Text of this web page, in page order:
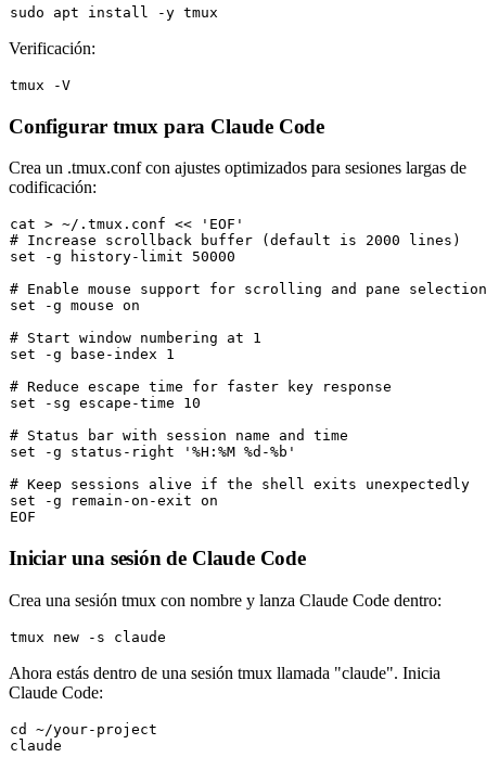
sudo
Verificación:
Configurar tmux para Claude Code
Crea un .tmux.confcon ajustes optimizados para sesiones largas de
codificación:
cat > ~/.tmux.conf <<
'EOF'
# Increase scrollback buffer (default is 2000 lines)
set -g history-limit 50000
# Enable mouse support for scrolling and pane selection
set -g mouse on
# Start window numbering at 1
set -g base-index 1
# Reduce escape time for faster key response
set -sg escape-time 10
# Status bar with session name and time
set -g status-right
'%H:%M %d-%b'
# Keep sessions alive if the shell exits unexpectedly
set -g remain-on-exit on
Iniciar una sesión de Claude Code
Crea una sesión tmux con nombre y lanza Claude Code dentro:
Ahora estás dentro de una sesión tmux llamada "claude". Inicia
Claude Code:
cd
~/your-project